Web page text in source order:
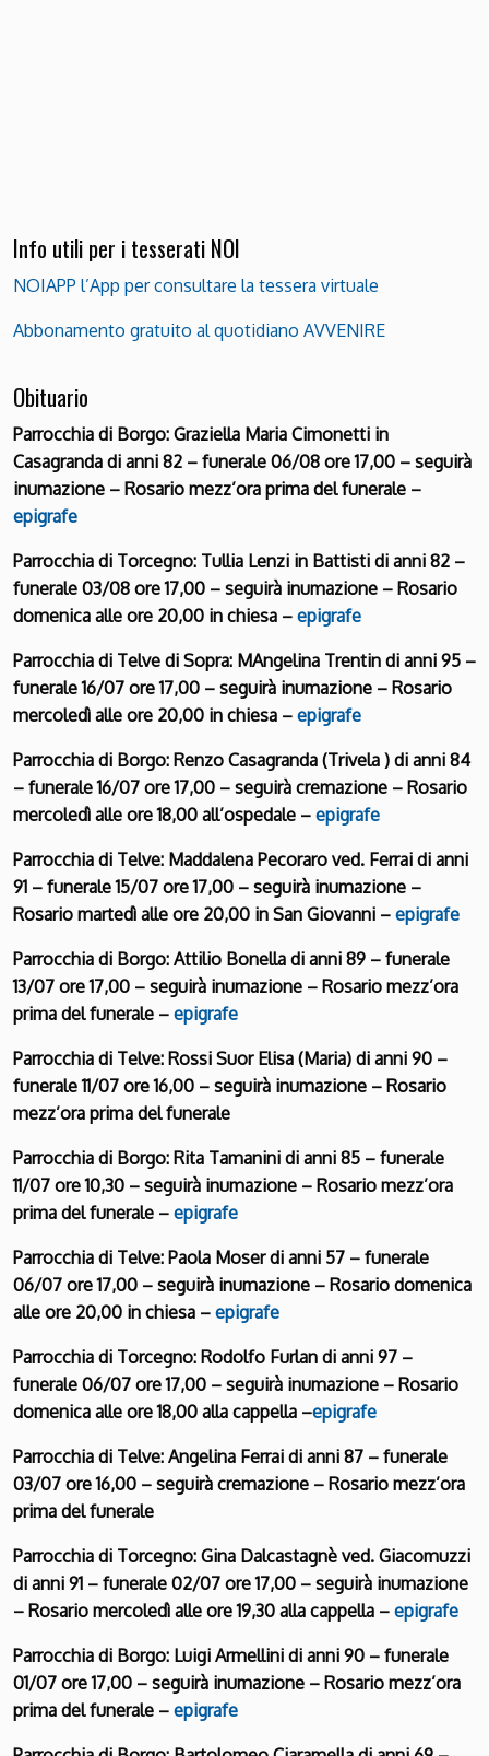
Info utili per i tesserati NOI
NOIAPP l’App per consultare la tessera virtuale
Abbonamento gratuito al quotidiano AVVENIRE
Obituario
Parrocchia di Borgo: Graziella Maria Cimonetti in
Casagranda di anni 82 – funerale 06/08 ore 17,00 – seguirà
inumazione – Rosario mezz’ora prima del funerale –
epigrafe
Parrocchia di Torcegno: Tullia Lenzi in Battisti di anni 82 –
funerale 03/08 ore 17,00 – seguirà inumazione – Rosario
domenica alle ore 20,00 in chiesa – epigrafe
Parrocchia di Telve di Sopra: MAngelina Trentin di anni 95 –
funerale 16/07 ore 17,00 – seguirà inumazione – Rosario
mercoledì alle ore 20,00 in chiesa – epigrafe
Parrocchia di Borgo: Renzo Casagranda (Trivela ) di anni 84
– funerale 16/07 ore 17,00 – seguirà cremazione – Rosario
mercoledì alle ore 18,00 all’ospedale – epigrafe
Parrocchia di Telve: Maddalena Pecoraro ved. Ferrai di anni
91 – funerale 15/07 ore 17,00 – seguirà inumazione –
Rosario martedì alle ore 20,00 in San Giovanni – epigrafe
Parrocchia di Borgo: Attilio Bonella di anni 89 – funerale
13/07 ore 17,00 – seguirà inumazione – Rosario mezz’ora
prima del funerale – epigrafe
Parrocchia di Telve: Rossi Suor Elisa (Maria) di anni 90 –
funerale 11/07 ore 16,00 – seguirà inumazione – Rosario
mezz’ora prima del funerale
Parrocchia di Borgo: Rita Tamanini di anni 85 – funerale
11/07 ore 10,30 – seguirà inumazione – Rosario mezz’ora
prima del funerale – epigrafe
Parrocchia di Telve: Paola Moser di anni 57 – funerale
06/07 ore 17,00 – seguirà inumazione – Rosario domenica
alle ore 20,00 in chiesa – epigrafe
Parrocchia di Torcegno: Rodolfo Furlan di anni 97 –
funerale 06/07 ore 17,00 – seguirà inumazione – Rosario
domenica alle ore 18,00 alla cappella –epigrafe
Parrocchia di Telve: Angelina Ferrai di anni 87 – funerale
03/07 ore 16,00 – seguirà cremazione – Rosario mezz’ora
prima del funerale
Parrocchia di Torcegno: Gina Dalcastagnè ved. Giacomuzzi
di anni 91 – funerale 02/07 ore 17,00 – seguirà inumazione
– Rosario mercoledì alle ore 19,30 alla cappella – epigrafe
Parrocchia di Borgo: Luigi Armellini di anni 90 – funerale
01/07 ore 17,00 – seguirà inumazione – Rosario mezz’ora
prima del funerale – epigrafe